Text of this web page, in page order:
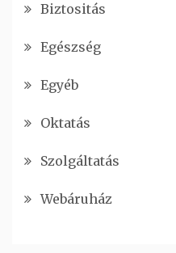
Biztositás
Egészség
Egyéb
Oktatás
Szolgáltatás
Webáruház